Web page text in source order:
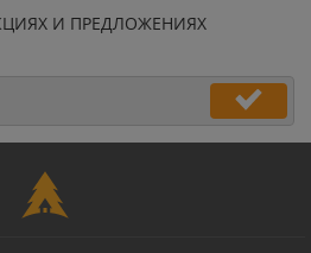
И ПРЕДЛОЖЕНИЯХ